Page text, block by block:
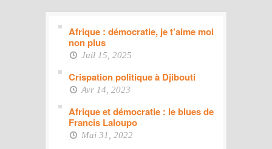
Afrique : démocratie, je t’aime moi
non plus
Juil 15, 2025
Crispation politique à Djibouti
Avr 14, 2023
Afrique et démocratie : le blues de
Francis Laloupo
Mai 31, 2022